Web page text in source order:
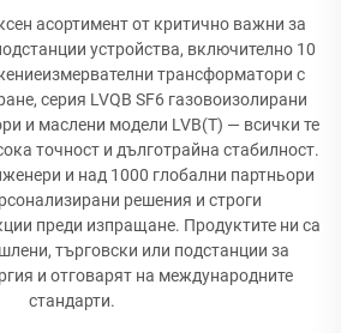
асортимент от критично важни за
устройства, включително 10
трансформатори с
серия LVQB SF6 газовоизолирани
и маслени модели LVB(T) — всички те
точност и дълготрайна стабилност.
и над 1000 глобални партньори
решения и строги
преди изпращане. Продуктите ни са
търговски или подстанции за
и отговарят на международните
стандарти.